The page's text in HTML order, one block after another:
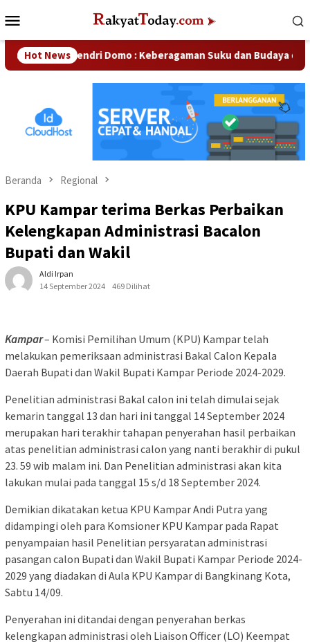
ke
Mobile
Hot News
Hendri Domo : Keberagaman Suku dan Budaya di Kampar
Beranda Regional
KPU Kampar terima Berkas Perbaikan
Kelengkapan Administrasi Bacalon
Bupati dan Wakil
Aldi Irpan
14 September 2024
469 Dilihat
Kampar– Komisi Pemilihan Umum (KPU) Kampar telah
melakukan pemeriksaan administrasi Bakal Calon Kepala
Daerah Bupati dan Wakil Bupati Kampar Periode 2024-2029.
Penelitian administrasi Bakal calon ini telah dimulai sejak
kemarin tanggal 13 dan hari ini tanggal 14 September 2024
merupakan hari terakhir tahapan penyerahan hasil perbaikan
atas penelitian administrasi calon yang nanti berakhir di pukul
23. 59 wib malam ini. Dan Penelitian administrasi akan kita
lakukan mulai pada tanggal 15 s/d 18 September 2024.
Demikian dikatakan ketua KPU Kampar Andi Putra yang
didampingi oleh para Komsioner KPU Kampar pada Rapat
penyampaian hasil Penelitian persyaratan administrasi
pasangan calon Bupati dan Wakil Bupati Kampar Periode 2024-
2029 yang diadakan di Aula KPU Kampar di Bangkinang Kota,
Sabtu 14/09.
Penyerahan ini ditandai dengan penyerahan berkas
kelengkapan administrasi oleh Liaison Officer (LO) Keempat